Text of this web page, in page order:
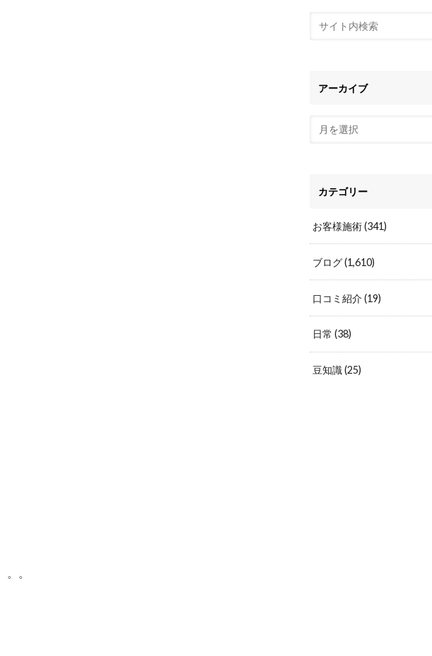
。
アーカイブ
カテゴリー
お客様施術(341)
ブログ(1,610)
口コミ紹介(19)
日常(38)
豆知識(25)